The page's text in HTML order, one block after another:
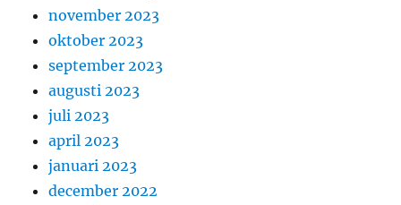
november 2023
oktober 2023
september 2023
augusti 2023
juli 2023
april 2023
januari 2023
december 2022